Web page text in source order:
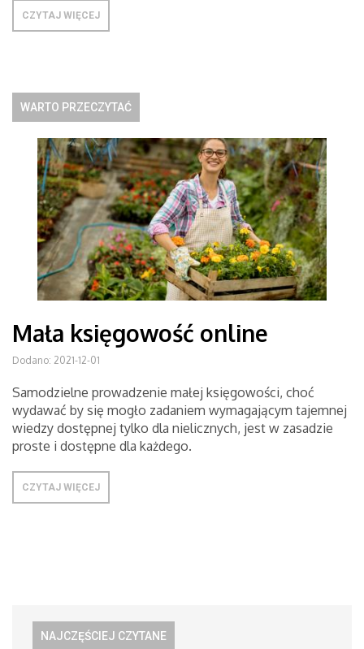
CZYTAJ WIĘCEJ
WARTO PRZECZYTAĆ
Mała księgowość online
Dodano: 2021-12-01
Samodzielne prowadzenie małej księgowości, choć
wydawać by się mogło zadaniem wymagającym tajemnej
wiedzy dostępnej tylko dla nielicznych, jest w zasadzie
proste i dostępne dla każdego.
CZYTAJ WIĘCEJ
NAJCZĘŚCIEJ CZYTANE